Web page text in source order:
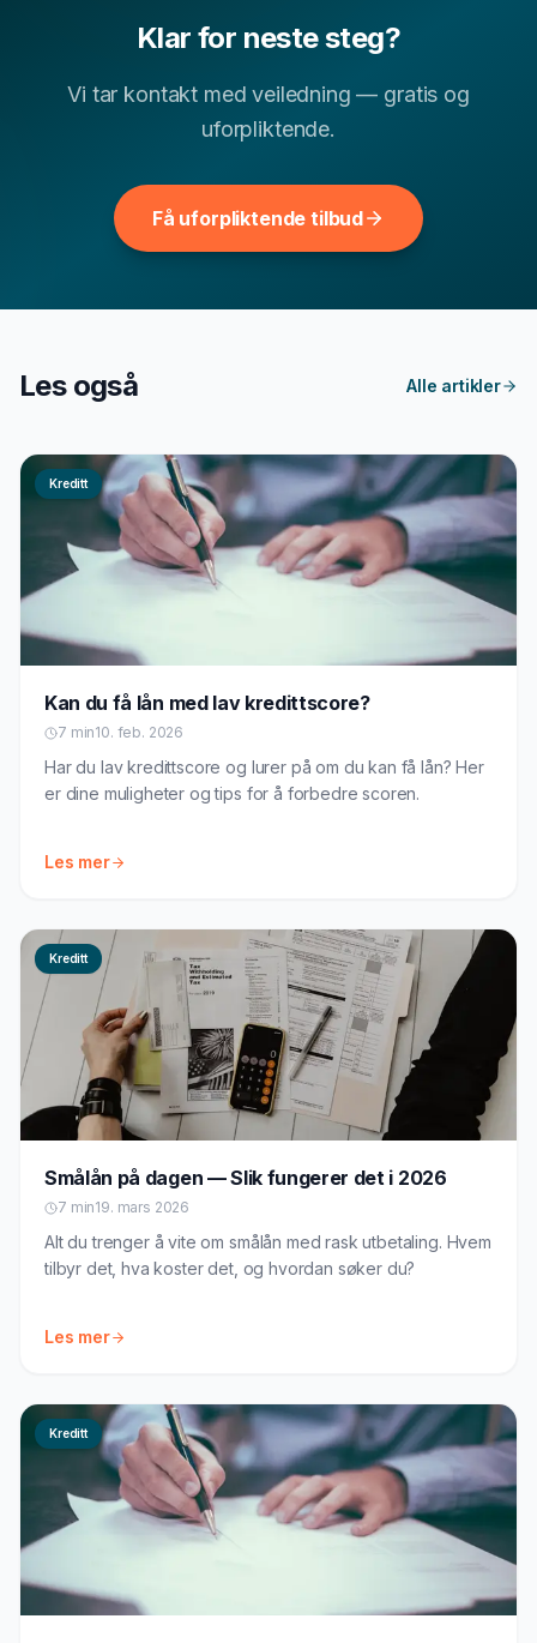
Klar for neste steg?
Vi tar kontakt med veiledning — gratis og
uforpliktende.
Få uforpliktende tilbud
Les også Alle artikler
Kreditt
Kan du få lån med lav kredittscore?
7 min10. feb. 2026
Har du lav kredittscore og lurer på om du kan få lån? Her
er dine muligheter og tips for å forbedre scoren.
Les mer
Kreditt
Smålån på dagen — Slik fungerer det i 2026
7 min19. mars 2026
Alt du trenger å vite om smålån med rask utbetaling. Hvem
tilbyr det, hva koster det, og hvordan søker du?
Les mer
Kreditt